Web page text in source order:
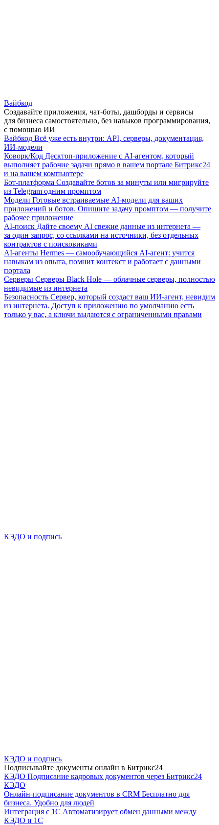
Вайбкод
Создавайте приложения, чат-боты, дашборды и сервисы
для бизнеса самостоятельно, без навыков программирования,
с помощью ИИ
Вайбкод Всё уже есть внутри: API, серверы, документация,
ИИ-модели
Коворк/Код Десктоп-приложение с AI-агентом, который
выполняет рабочие задачи прямо в вашем портале Битрикс24
и на вашем компьютере
Бот-платформа Создавайте ботов за минуты или мигрируйте
из Telegram одним промптом
Модели Готовые встраиваемые AI-модели для ваших
приложений и ботов. Опишите задачу промптом — получите
рабочее приложение
AI-поиск Дайте своему AI свежие данные из интернета —
за один запрос, со ссылками на источники, без отдельных
контрактов с поисковиками
AI-агенты Hermes — самообучающийся AI-агент: учится
навыкам из опыта, помнит контекст и работает с данными
портала
Серверы Серверы Black Hole — облачные серверы, полностью
невидимые из интернета
Безопасность Сервер, который создаст ваш ИИ-агент, невидим
из интернета. Доступ к приложению по умолчанию есть
только у вас, а ключи выдаются с ограниченными правами
КЭДО и подпись
КЭДО и подпись
Подписывайте документы онлайн в Битрикс24
КЭДО Подписание кадровых документов через Битрикс24
КЭДО
Онлайн-подписание документов в CRM Бесплатно для
бизнеса. Удобно для людей
Интеграция с 1С Автоматизирует обмен данными между
КЭДО и 1С